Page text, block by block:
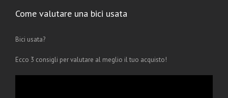
Come valutare una bici usata
Bici usata?
Ecco 3 consigli per valutare al meglio il tuo acquisto!